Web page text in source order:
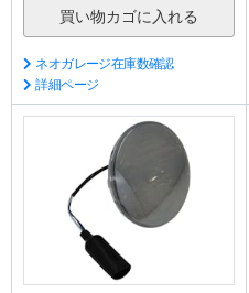
ネオガレージ在庫数確認
詳細ページ